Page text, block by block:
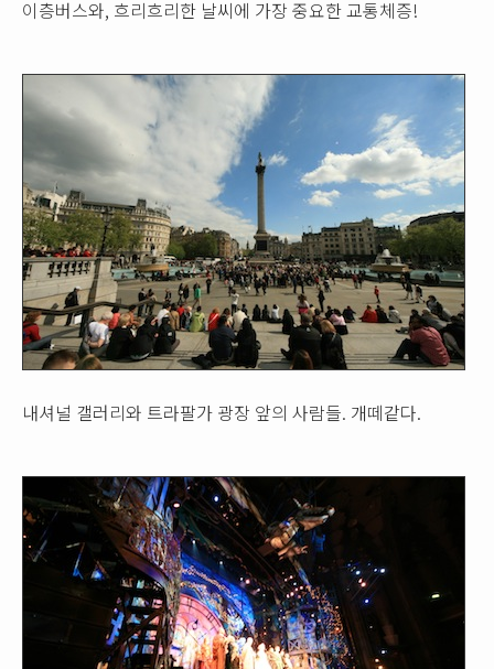
이층버스와, 흐리흐리한 날씨에 가장 중요한 교통체증!
내셔널 갤러리와 트라팔가 광장 앞의 사람들. 개떼같다.